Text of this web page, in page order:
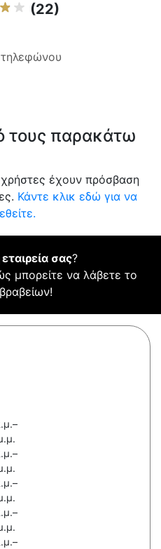
(22)
τους παρακάτω
έχουν πρόσβαση
Κάντε κλικ εδώ για να
σας?
μπορείτε να λάβετε το